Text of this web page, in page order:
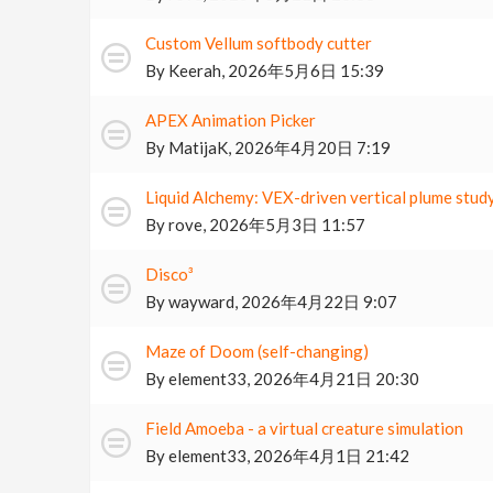
Custom Vellum softbody cutter
By Keerah, 2026年5月6日 15:39
APEX Animation Picker
By MatijaK, 2026年4月20日 7:19
Liquid Alchemy: VEX-driven vertical plume
Byrove, 2026年5月3日 11:57
Disco³
Bywayward, 2026年4月22日 9:07
Maze of Doom (self-changing)
Byelement33, 2026年4月21日 20:30
Field Amoeba - a virtual creature simulation
Byelement33, 2026年4月1日 21:42